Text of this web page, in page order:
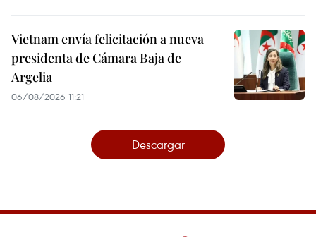
Vietnam envía felicitación a nueva
presidenta de Cámara Baja de
Argelia
06/08/2026 11:21
Descargar